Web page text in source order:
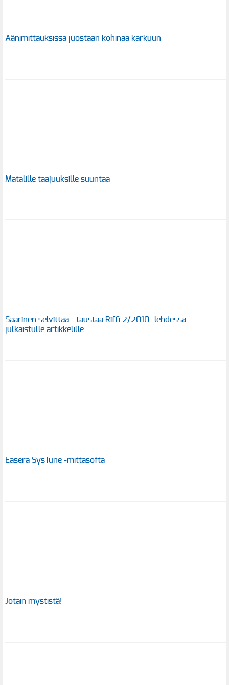
Äänimittauksissa juostaan kohinaa karkuun
Matalille taajuuksille suuntaa
Saarinen selvittää - taustaa Riffi 2/2010 -lehdessä
julkaistulle artikkelille.
Easera SysTune -mittasofta
Jotain mystistä!